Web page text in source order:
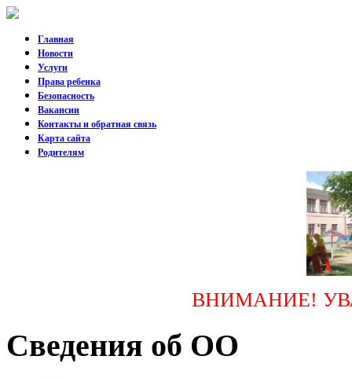
Главная
Новости
Услуги
Права ребенка
Безопасность
Вакансии
Контакты и обратная связь
Карта сайта
Родителям
ВНИМАНИЕ!
Сведения об ОО